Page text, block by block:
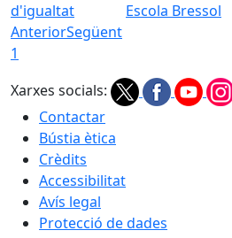
d'igualtat
Escola Bressol
AnteriorSegüent
1
Xarxes socials:
Contactar
Bústia ètica
Crèdits
Accessibilitat
Avís legal
Protecció de dades